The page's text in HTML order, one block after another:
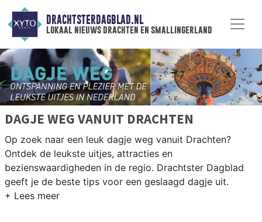
DRACHTSTERDAGBLAD.NL
lokaal nieuws drachten en smallingerland
DAGJE WEG VANUIT DRACHTEN
Op zoek naar een leuk dagje weg vanuit Drachten?
Ontdek de leukste uitjes, attracties en
bezienswaardigheden in de regio. Drachtster Dagblad
geeft je de beste tips voor een geslaagd dagje uit.